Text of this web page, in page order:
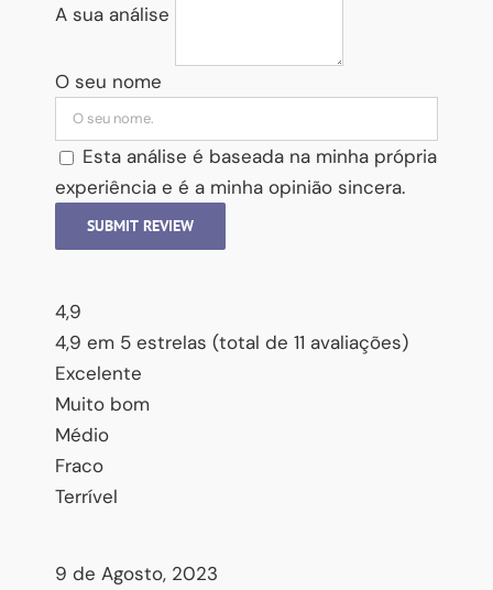
A sua análise
O seu nome
Esta análise é baseada na minha própria
experiência e é a minha opinião sincera.
SUBMIT REVIEW
4,9
4,9 em 5 estrelas (total de 11 avaliações)
Excelente
Muito bom
Médio
Fraco
Terrível
9 de Agosto, 2023